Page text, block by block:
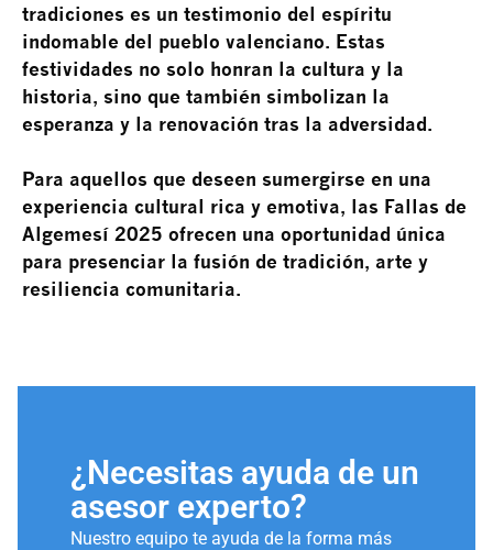
tradiciones es un testimonio del espíritu
indomable del pueblo valenciano. Estas
festividades no solo honran la cultura y la
historia, sino que también simbolizan la
esperanza y la renovación tras la adversidad.
Para aquellos que deseen sumergirse en una
experiencia cultural rica y emotiva, las Fallas de
Algemesí 2025 ofrecen una oportunidad única
para presenciar la fusión de tradición, arte y
resiliencia comunitaria.
¿Necesitas ayuda de un
asesor experto?
Nuestro equipo te ayuda de la forma más